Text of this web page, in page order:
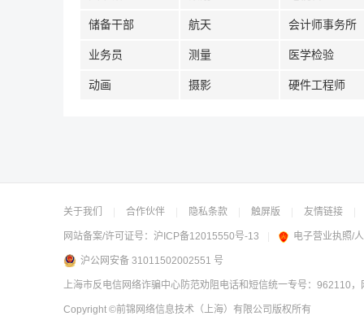
储备干部 航天 会计师事务所
业务员 测量 医学检验
动画 摄影 硬件工程师
关于我们 合作伙伴 隐私条款 触屏版 友情链接
网站备案/许可证号： 沪ICP备12015550号-13 电子营业执照/
沪公网安备 31011502002551 号
上海市反电信网络诈骗中心防范劝阻电话和短信统一专号：962110
Copyright ©前锦网络信息技术（上海）有限公司 版权所有